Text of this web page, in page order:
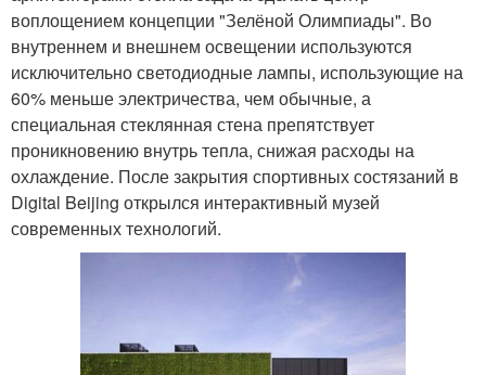
воплощением концепции "Зелёной Олимпиады". Во
внутреннем и внешнем освещении используются
исключительно светодиодные лампы, использующие на
60% меньше электричества, чем обычные, а
специальная стеклянная стена препятствует
проникновению внутрь тепла, снижая расходы на
охлаждение. После закрытия спортивных состязаний в
Digital Beijing открылся интерактивный музей
современных технологий.